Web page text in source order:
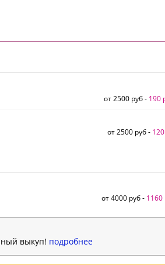
от 2500 руб - 190
от 2500 руб -
от 4000 руб - 1160
выкуп! подробнее